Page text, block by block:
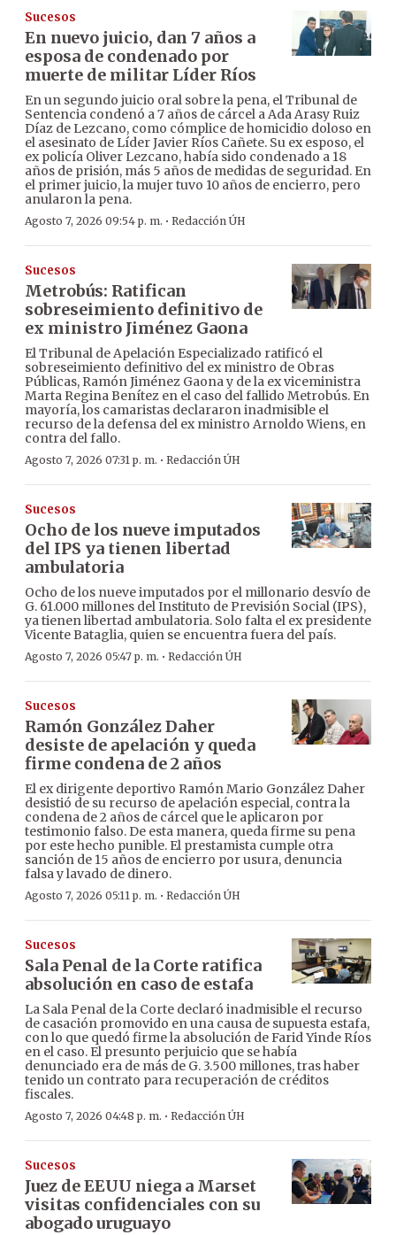
Sucesos
En nuevo juicio, dan 7 años a
esposa de condenado por
muerte de militar Líder Ríos
En un segundo juicio oral sobre la pena, el Tribunal de
Sentencia condenó a 7 años de cárcel a Ada Arasy Ruiz
Díaz de Lezcano, como cómplice de homicidio doloso en
el asesinato de Líder Javier Ríos Cañete. Su ex esposo, el
ex policía Oliver Lezcano, había sido condenado a 18
años de prisión, más 5 años de medidas de seguridad. En
el primer juicio, la mujer tuvo 10 años de encierro, pero
anularon la pena.
Agosto 7, 2026 09:54 p. m. · Redacción ÚH
Sucesos
Metrobús: Ratifican
sobreseimiento definitivo de
ex ministro Jiménez Gaona
El Tribunal de Apelación Especializado ratificó el
sobreseimiento definitivo del ex ministro de Obras
Públicas, Ramón Jiménez Gaona y de la ex viceministra
Marta Regina Benítez en el caso del fallido Metrobús. En
mayoría, los camaristas declararon inadmisible el
recurso de la defensa del ex ministro Arnoldo Wiens, en
contra del fallo.
Agosto 7, 2026 07:31 p. m. · Redacción ÚH
Sucesos
Ocho de los nueve imputados
del IPS ya tienen libertad
ambulatoria
Ocho de los nueve imputados por el millonario desvío de
G. 61.000 millones del Instituto de Previsión Social (IPS),
ya tienen libertad ambulatoria. Solo falta el ex presidente
Vicente Bataglia, quien se encuentra fuera del país.
Agosto 7, 2026 05:47 p. m. · Redacción ÚH
Sucesos
Ramón González Daher
desiste de apelación y queda
firme condena de 2 años
El ex dirigente deportivo Ramón Mario González Daher
desistió de su recurso de apelación especial, contra la
condena de 2 años de cárcel que le aplicaron por
testimonio falso. De esta manera, queda firme su pena
por este hecho punible. El prestamista cumple otra
sanción de 15 años de encierro por usura, denuncia
falsa y lavado de dinero.
Agosto 7, 2026 05:11 p. m. · Redacción ÚH
Sucesos
Sala Penal de la Corte ratifica
absolución en caso de estafa
La Sala Penal de la Corte declaró inadmisible el recurso
de casación promovido en una causa de supuesta estafa,
con lo que quedó firme la absolución de Farid Yinde Ríos
en el caso. El presunto perjuicio que se había
denunciado era de más de G. 3.500 millones, tras haber
tenido un contrato para recuperación de créditos
fiscales.
Agosto 7, 2026 04:48 p. m. · Redacción ÚH
Sucesos
Juez de EEUU niega a Marset
visitas confidenciales con su
abogado uruguayo